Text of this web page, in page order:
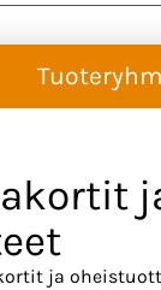
ja